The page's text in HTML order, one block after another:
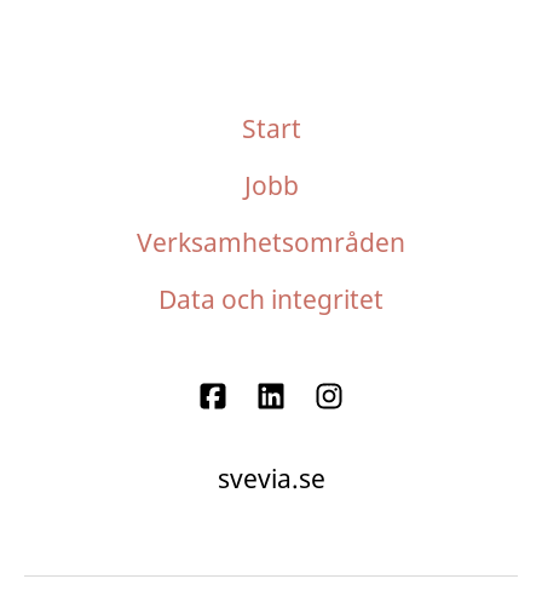
Start
Jobb
Verksamhetsområden
Data och integritet
svevia.se